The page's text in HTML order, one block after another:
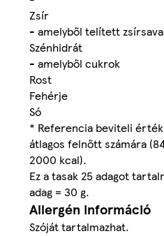
Zsír
- amelyből telített
Szénhidrát
- amelyből cukrok
Rost
Fehérje
Só
* Referencia beviteli
átlagos felnőtt számára
2000 kcal).
Ez a tasak 25 adagot
adag = 30 g.
Allergén információ
Szóját tartalmazhat.